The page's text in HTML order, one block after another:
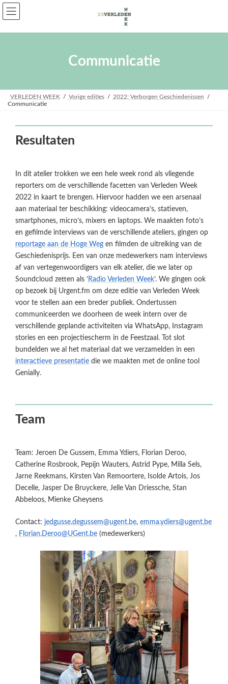
Skip
the
Skip
the
Communicatie
VERLEDEN WEEK Vorige edities
2022: Verborgen Geschiedenissen
Communicatie
Resultaten
In dit atelier trokken we een hele week rond als vliegende
reporters om de verschillende facetten van Verleden Week
2022 in kaart te brengen. Hiervoor hadden we een arsenaal
aan materiaal ter beschikking: videocamera’s, statieven,
smartphones, micro’s, mixers en laptops. We maakten foto’s
en gefilmde interviews van de verschillende ateliers, gingen op
reportage aan de Hoge Weg en filmden de uitreiking van de
Geschiedenisprijs. Een van onze medewerkers nam interviews
af van vertegenwoordigers van elk atelier, die we later op
Soundcloud zetten als ‘ Radio Verleden Week’. We gingen ook
op bezoek bij Urgent.fm om deze editie van Verleden Week
voor te stellen aan een breder publiek. Ondertussen
communiceerden we doorheen de week intern over de
verschillende geplande activiteiten via WhatsApp, Instagram
stories en een projectiescherm in de Feestzaal. Tot slot
bundelden we al het materiaal dat we verzamelden in een
interactieve presentatie die we maakten met de online tool
Genially.
Team
Team: Jeroen De Gussem, Emma Ydiers, Florian Deroo,
Catherine Rosbrook, Pepijn Wauters, Astrid Pype, Milla Sels,
Jarne Reekmans, Kirsten Van Remoortere, Isolde Artois, Jos
Decelle, Jasper De Bruyckere, Jelle Van Driessche, Stan
Abbeloos, Mienke Gheysens
Contact: jedgusse.degussem@ugent.be, emma.ydiers@ugent.be
, Florian.Deroo@UGent.be (medewerkers)